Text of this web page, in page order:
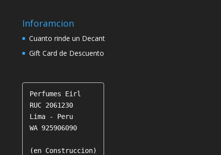
Inforamcion
Cuanto rinde un Decant
Gift Card de Descuento
Perfumes Eirl
RUC 2061230
Lima - Peru
WA 925906090
(en Construccion)